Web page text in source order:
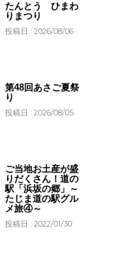
たんとう ひまわ
りまつり
投稿日 : 2026/08/06
第48回あさご夏祭
り
投稿日 : 2026/08/05
ご当地お土産が盛
りだくさん！道の
駅「浜坂の郷」～
たじま道の駅グル
メ旅④～
投稿日 : 2022/01/30